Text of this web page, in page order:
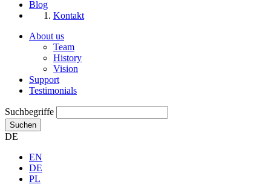
Blog
Kontakt
About us
Team
History
Vision
Support
Testimonials
Suchbegriffe
Suchen
DE
EN
DE
PL